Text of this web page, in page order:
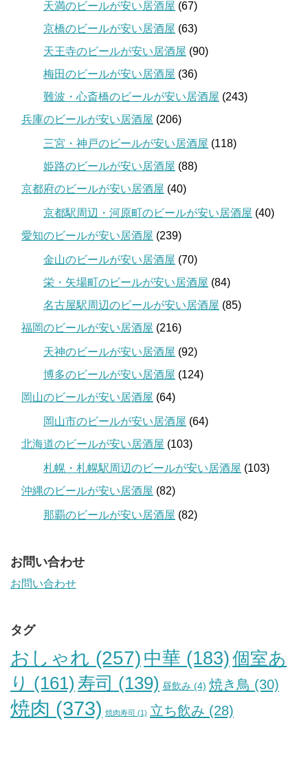
天満のビールが安い居酒屋 (67)
京橋のビールが安い居酒屋 (63)
天王寺のビールが安い居酒屋 (90)
梅田のビールが安い居酒屋 (36)
難波・心斎橋のビールが安い居酒屋 (243)
兵庫のビールが安い居酒屋 (206)
三宮・神戸のビールが安い居酒屋 (118)
姫路のビールが安い居酒屋 (88)
京都府のビールが安い居酒屋 (40)
京都駅周辺・河原町のビールが安い居酒屋 (40)
愛知のビールが安い居酒屋 (239)
金山のビールが安い居酒屋 (70)
栄・矢場町のビールが安い居酒屋 (84)
名古屋駅周辺のビールが安い居酒屋 (85)
福岡のビールが安い居酒屋 (216)
天神のビールが安い居酒屋 (92)
博多のビールが安い居酒屋 (124)
岡山のビールが安い居酒屋 (64)
岡山市のビールが安い居酒屋 (64)
北海道のビールが安い居酒屋 (103)
札幌・札幌駅周辺のビールが安い居酒屋 (103)
沖縄のビールが安い居酒屋 (82)
那覇のビールが安い居酒屋 (82)
お問い合わせ
お問い合わせ
タグ
おしゃれ (257) 中華 (183)個室あ
り (161) 寿司 (139) 昼飲み (4) 焼き鳥 (30)
焼肉 (373) 焼肉寿司 (1) 立ち飲み (28)